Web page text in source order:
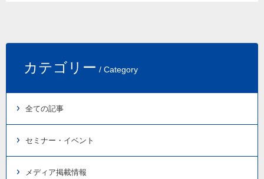
カテゴリー / Category
全ての記事
セミナー・イベント
メディア掲載情報